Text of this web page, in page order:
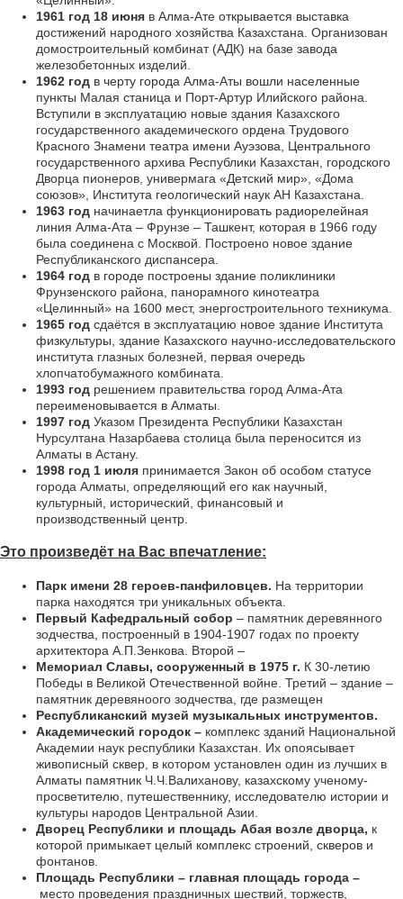
1961 год 18 июня в Алма-Ате открывается выставка
достижений народного хозяйства Казахстана. Организован
домостроительный комбинат (АДК) на базе завода
железобетонных изделий.
1962 год в черту города Алма-Аты вошли населенные
пункты Малая станица и Порт-Артур Илийского района.
Вступили в эксплуатацию новые здания Казахского
государственного академического ордена Трудового
Красного Знамени театра имени Ауэзова, Центрального
государственного архива Республики Казахстан, городского
Дворца пионеров, универмага «Детский мир», «Дома
союзов», Института геологический наук АН Казахстана.
1963 год начинаетла функционировать радиорелейная
линия Алма-Ата – Фрунзе – Ташкент, которая в 1966 году
была соединена с Москвой. Построено новое здание
Республиканского диспансера.
1964 год в городе построены здание поликлиники
Фрунзенского района, панорамного кинотеатра
«Целинный» на 1600 мест, энергостроительного техникума.
1965 год сдаётся в эксплуатацию новое здание Института
физкультуры, здание Казахского научно-исследовательского
института глазных болезней, первая очередь
хлопчатобумажного комбината.
1993 год решением правительства город Алма-Ата
переименовывается в Алматы.
1997 год Указом Президента Республики Казахстан
Нурсултана Назарбаева столица была переносится из
Алматы в Астану.
1998 год 1 июля принимается Закон об особом статусе
города Алматы, определяющий его как научный,
культурный, исторический, финансовый и
производственный центр.
Это произведёт на Вас впечатление:
Парк имени 28 героев-панфиловцев. На территории
парка находятся три уникальных объекта.
Первый Кафедральный собор – памятник деревянного
зодчества, построенный в 1904-1907 годах по проекту
архитектора А.П.Зенкова. Второй –
Мемориал Славы, сооруженный в 1975 г. К 30-летию
Победы в Великой Отечественной войне. Третий – здание –
памятник деревяноого зодчества, где размещен
Республиканский музей музыкальных инструментов.
Академический городок – комплекс зданий Национальной
Академии наук республики Казахстан. Их опоясывает
живописный сквер, в котором установлен один из лучших в
Алматы памятник Ч.Ч.Валиханову, казахскому ученому-
просветителю, путешественнику, исследователю истории и
культуры народов Центральной Азии.
Дворец Республики и площадь Абая возле дворца, к
которой примыкает целый комплекс строений, скверов и
фонтанов.
Площадь Республики – главная площадь города –
место проведения праздничных шествий, торжеств,